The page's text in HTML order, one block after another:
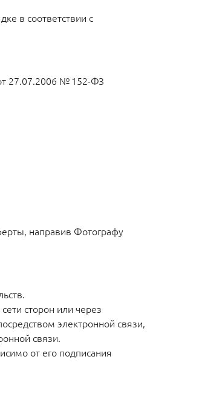
в соответствии с
27.07.2006 № 152-ФЗ
направив Фотографу
сторон или через
электронной связи,
связи.
от его подписания